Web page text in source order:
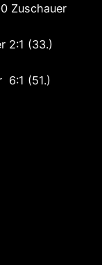
Zuschauer
2:1 (33.)
6:1 (51.)